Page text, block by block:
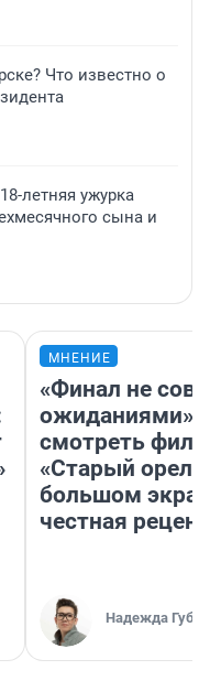
Что известно о
летняя ужурка
сына и
МНЕНИЕ
«Финал не
ожиданиями»:
смотреть
«Старый орел»
большом
честная
Надежда